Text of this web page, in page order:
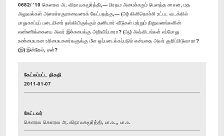
0682/ ’10 கெளரவ அ. விநாயகமூர்த்தி,— பிரதம அமைச்சரும் பெளத்த சாசன, மத
அலுவல்கள் அமைச்சருமானவரைக் கேட்பதற்கு,— (அ) கிளிநொச்சி உட்பட வடக்கில்
பாதுகாப்புப் படையினர் தங்கியிருக்கும் தனியார் வீடுகள் மற்றும் நிறுவனங்களின்
எண்ணிக்கையை அவர் இச்சபைக்கு அறிவிப்பாரா? (ஆ) அவ்விடங்கள் எப்போது
உண்மையான உரிமையாளர்களுக்கு மீள ஒப்படைக்கப்படும் என்பதை அவர் குறிப்பிடுவாரா?
(இ) இன்றேல், ஏன்?
கேட்கப்பட்ட திகதி
2011-01-07
கேட்டவர்
கௌரவ கெளரவ அ. விநாயகமூர்த்தி, பா.உ.,, பா.உ.